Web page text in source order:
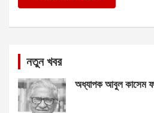
নতুন খবর
অধ্যাপক আবুল কাসেম